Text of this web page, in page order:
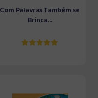
Com Palavras Também se
Brinca...